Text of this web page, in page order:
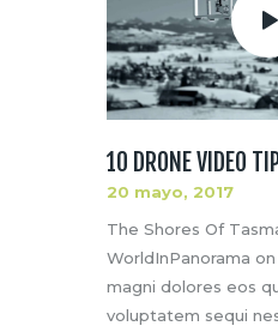
10 DRONE VIDEO
20 mayo, 2017
The Shores Of
WorldInPanorama
magni dolores eos
voluptatem sequi